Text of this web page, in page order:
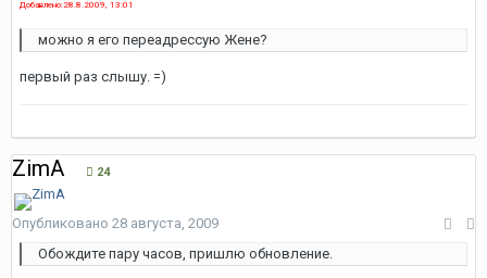
Добавлено:28.8.2009, 13:01
можно я его переадрессую Жене?
первый раз слышу. =)
ZimA 24
Опубликовано 28 августа, 2009
Обождите пару часов, пришлю обновление.